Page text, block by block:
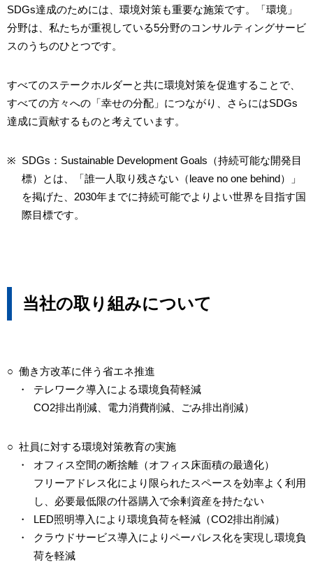
SDGs達成のためには、環境対策も重要な施策です。「環境」
分野は、私たちが重視している5分野のコンサルティングサービ
スのうちのひとつです。
すべてのステークホルダーと共に環境対策を促進することで、
すべての方々への「幸せの分配」につながり、さらにはSDGs
達成に貢献するものと考えています。
※ SDGs：Sustainable Development Goals（持続可能な開発目
標）とは、「誰一人取り残さない（leave no one behind）」
を掲げた、2030年までに持続可能でよりよい世界を目指す国
際目標です。
当社の取り組みについて
○ 働き方改革に伴う省エネ推進
・
テレワーク導入による環境負荷軽減
CO2排出削減、電力消費削減、ごみ排出削減）
○ 社員に対する環境対策教育の実施
・
オフィス空間の断捨離（オフィス床面積の最適化）
フリーアドレス化により限られたスペースを効率よく利用
し、必要最低限の什器購入で余剰資産を持たない
・
LED照明導入により環境負荷を軽減（CO2排出削減）
・
クラウドサービス導入によりペーパレス化を実現し環境負
荷を軽減